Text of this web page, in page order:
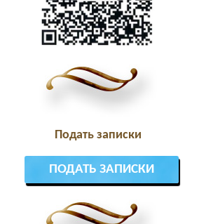
Подать записки
ПОДАТЬ ЗАПИСКИ